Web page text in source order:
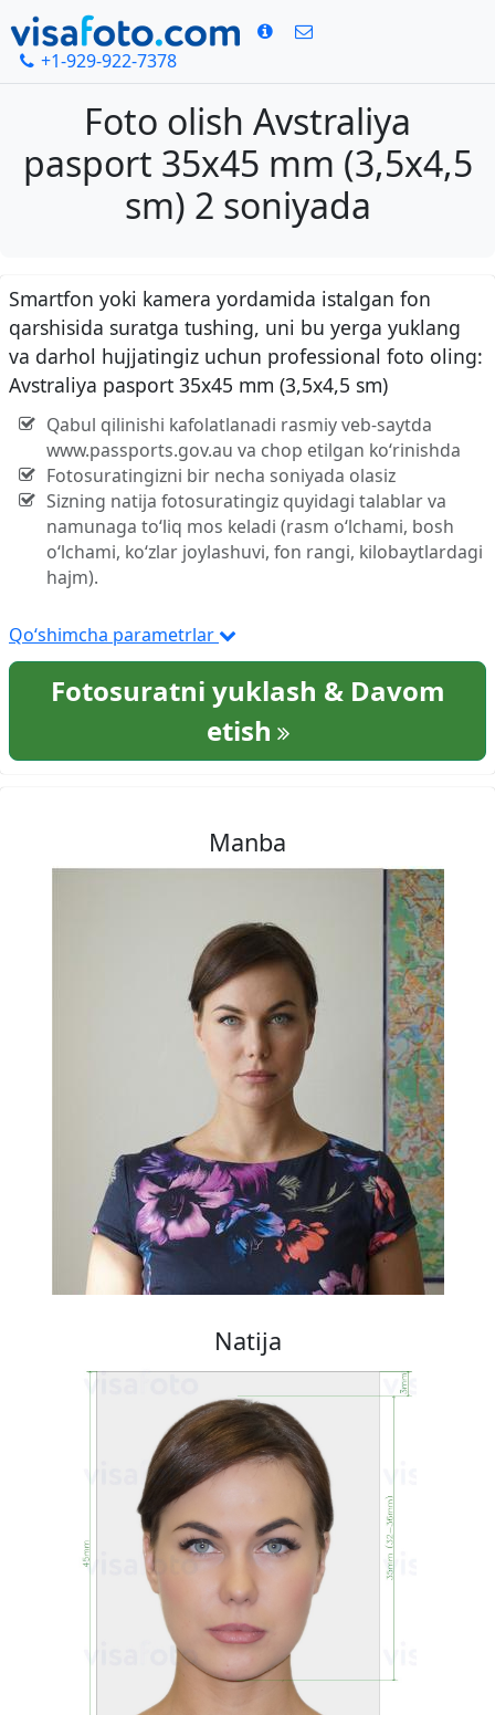
+1-929-922-7378
Foto olish Avstraliya
pasport 35x45 mm (3,5x4,5
sm) 2 soniyada
Smartfon yoki kamera yordamida istalgan fon
qarshisida suratga tushing, uni bu yerga yuklang
va darhol hujjatingiz uchun professional foto oling:
Avstraliya pasport 35x45 mm (3,5x4,5 sm)
Qabul qilinishi kafolatlanadi rasmiy veb-saytda
www.passports.gov.au va chop etilgan ko‘rinishda
Fotosuratingizni bir necha soniyada olasiz
Sizning natija fotosuratingiz quyidagi talablar va
namunaga to‘liq mos keladi (rasm o‘lchami, bosh
o‘lchami, ko‘zlar joylashuvi, fon rangi, kilobaytlardagi
hajm).
Qo‘shimcha parametrlar
Fotosuratni yuklash & Davom
etish
Manba
Natija